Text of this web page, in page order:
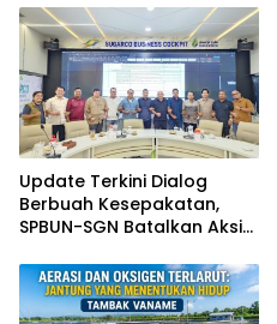
Update Terkini Dialog
Berbuah Kesepakatan,
SPBUN-SGN Batalkan Aksi
Penuhi Sejumlah Aspirasi